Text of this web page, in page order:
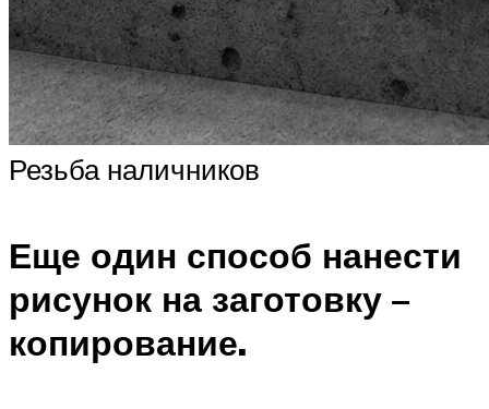
Резьба наличников
Еще один способ нанести
рисунок на заготовку –
копирование.